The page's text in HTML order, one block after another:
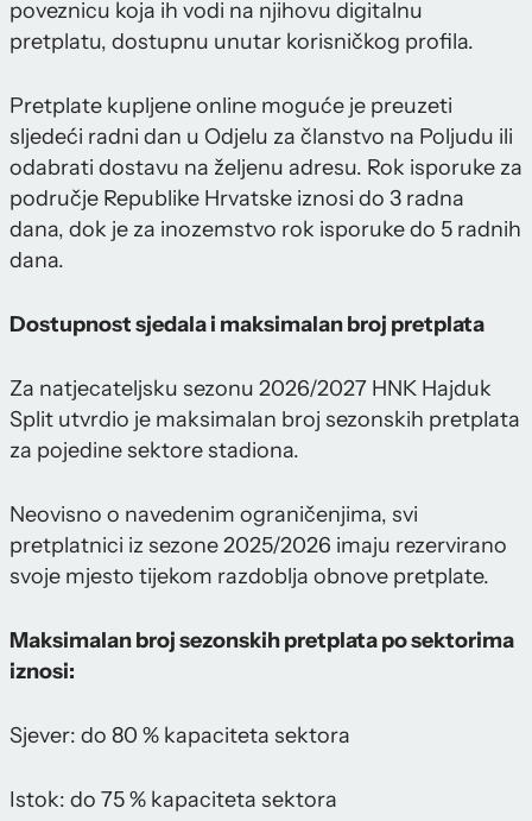
poveznicu koja ih vodi na njihovu digitalnu
pretplatu, dostupnu unutar korisničkog profila.
Pretplate kupljene online moguće je preuzeti
sljedeći radni dan u Odjelu za članstvo na Poljudu ili
odabrati dostavu na željenu adresu. Rok isporuke za
područje Republike Hrvatske iznosi do 3 radna
dana, dok je za inozemstvo rok isporuke do 5 radnih
dana.
Dostupnost sjedala i maksimalan broj pretplata
Za natjecateljsku sezonu 2026/2027 HNK Hajduk
Split utvrdio je maksimalan broj sezonskih pretplata
za pojedine sektore stadiona.
Neovisno o navedenim ograničenjima, svi
pretplatnici iz sezone 2025/2026 imaju rezervirano
svoje mjesto tijekom razdoblja obnove pretplate.
Maksimalan broj sezonskih pretplata po sektorima
iznosi:
Sjever: do 80 % kapaciteta sektora
Istok: do 75 % kapaciteta sektora